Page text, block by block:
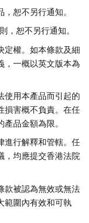
恕不另行通知。
，恕不另行通知。
定權。如本條款及細
，一概以英文版本為
使用本產品而引起的
損害概不負責。在任
品金額為限。
進行解釋和管轄。任
，均應提交香港法院
款被認為無效或無法
範圍內有效和可執